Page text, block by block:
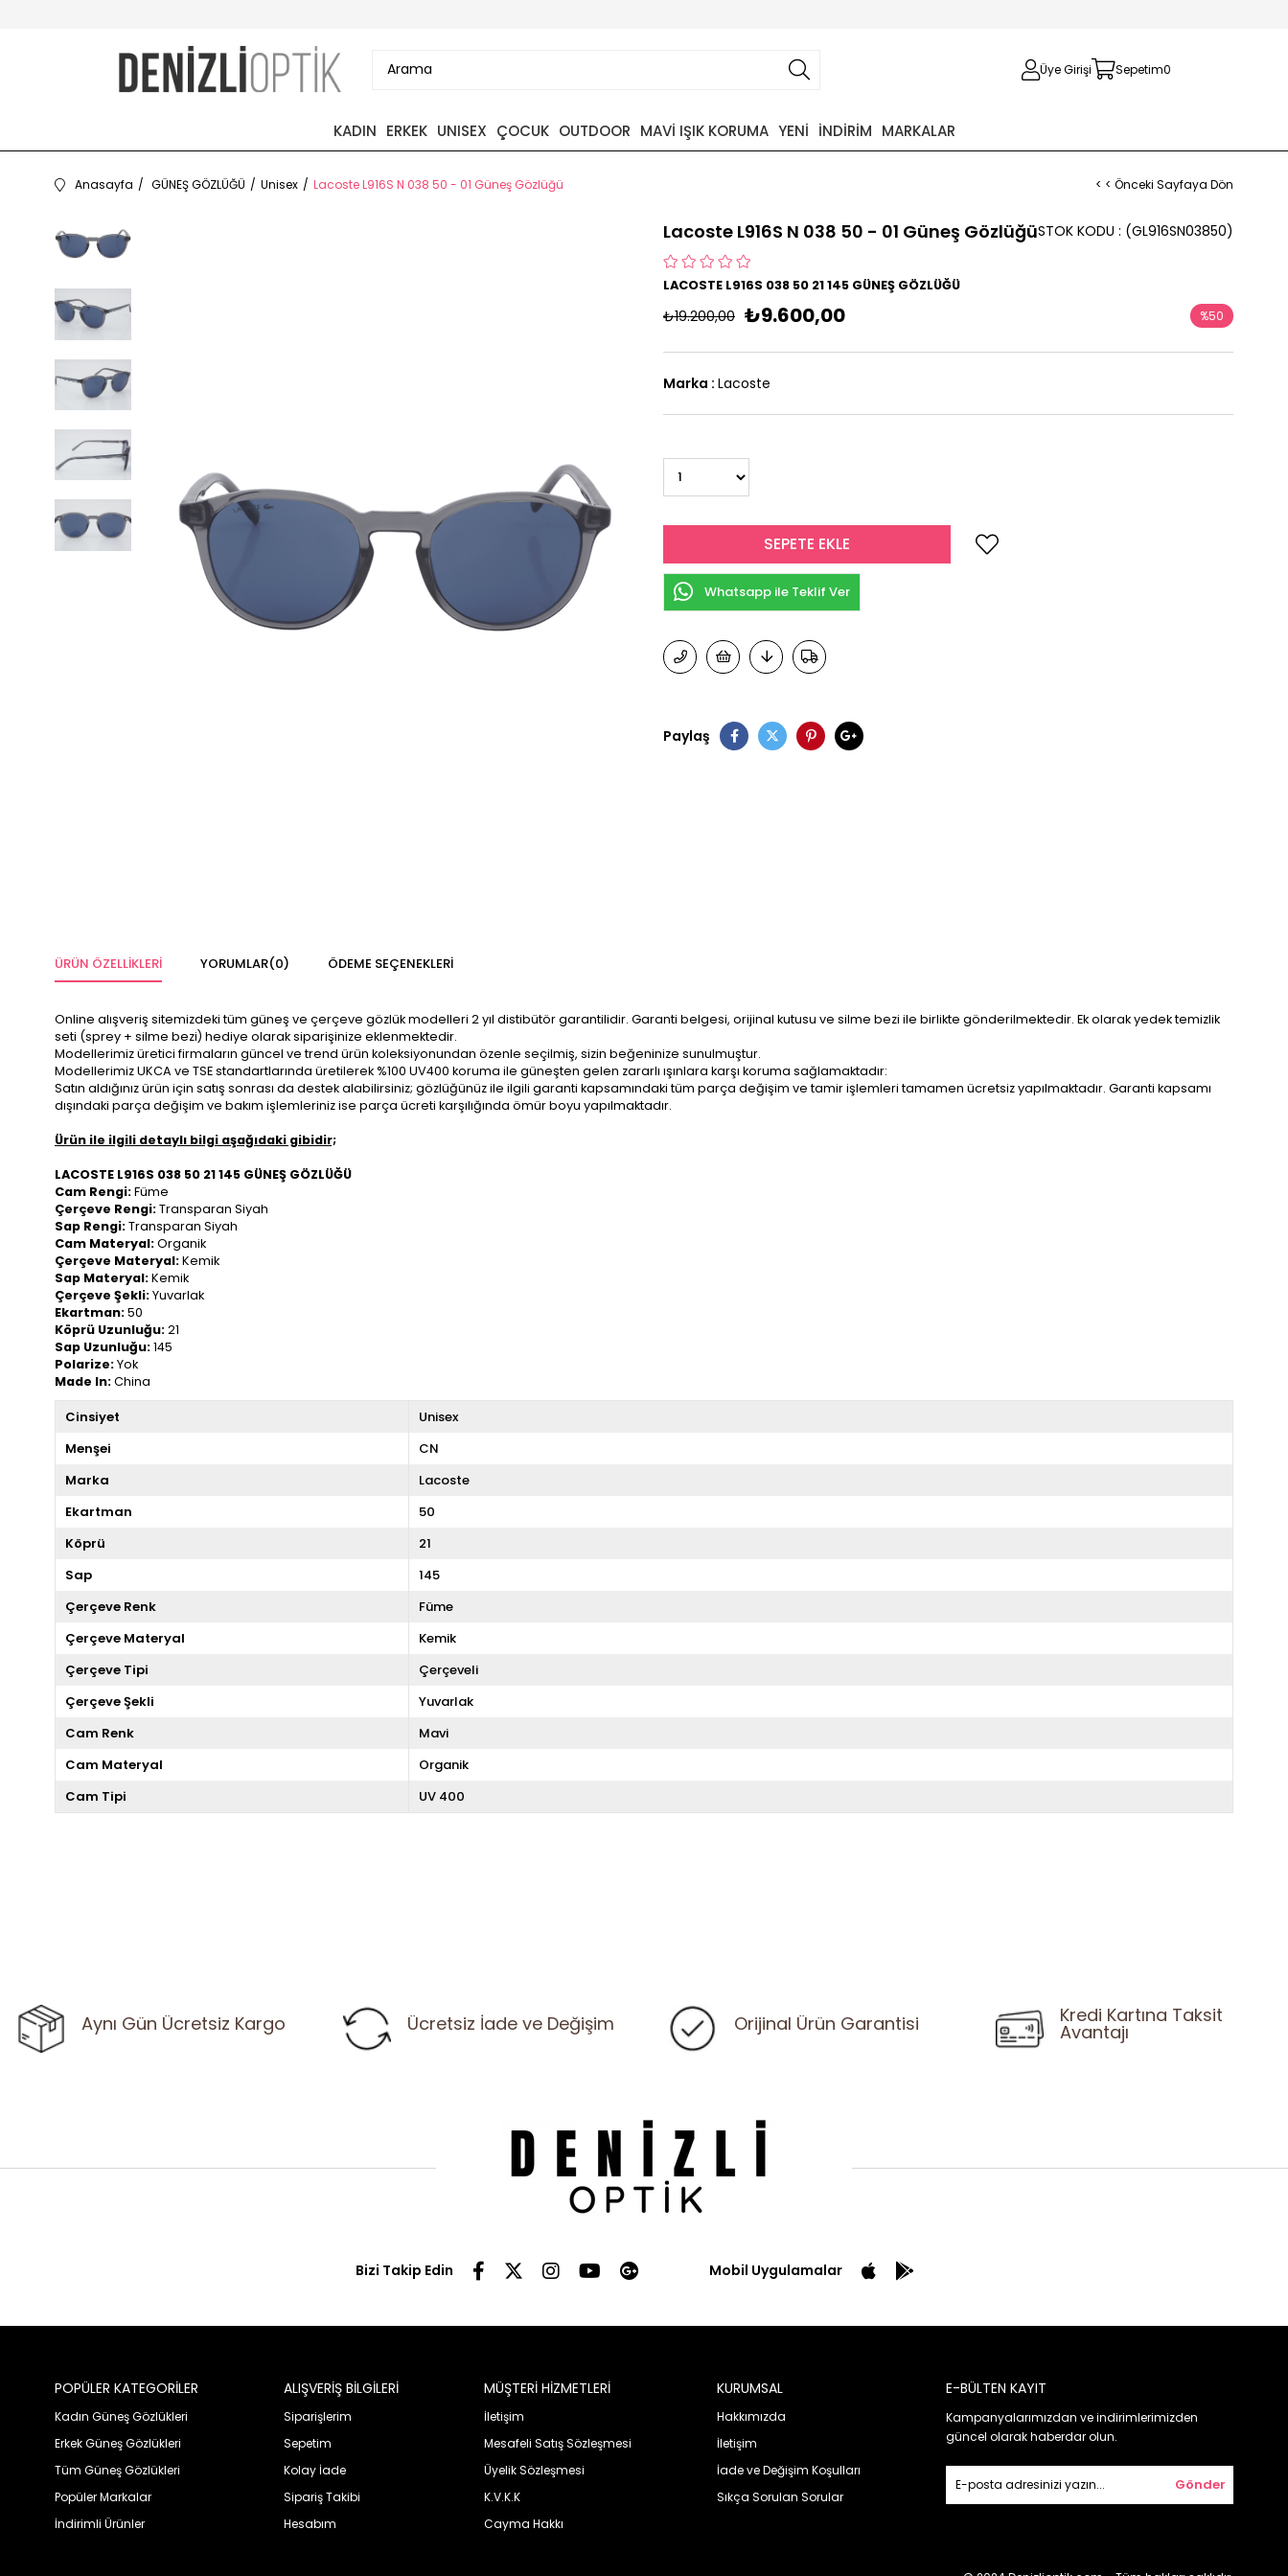
Üye Girişi Sepetim0
KADIN ERKEK UNISEX ÇOCUK OUTDOOR MAVİ IŞIK KORUMA YENİ İNDİRİM MARKALAR
Anasayfa GÜNEŞ GÖZLÜĞÜ Unisex Lacoste L916S N 038 50 - 01 Güneş Gözlüğü < < Önceki Sayfaya Dön
Lacoste L916S N 038 50 - 01 Güneş Gözlüğü (GL916SN03850)
STOK KODU
LACOSTE L916S 038 50 21 145 GÜNEŞ GÖZLÜĞÜ
₺19.200,00 ₺9.600,00 %50
Marka : Lacoste
Whatsapp ile Teklif Ver
Paylaş
ÜRÜN ÖZELLIKLERI YORUMLAR(0) ÖDEME SEÇENEKLERI
Online alışveriş sitemizdeki tüm güneş ve çerçeve gözlük modelleri 2 yıl distibütör garantilidir. Garanti belgesi, orijinal kutusu ve silme bezi ile birlikte gönderilmektedir. Ek olarak yedek temizlik
seti (sprey + silme bezi) hediye olarak siparişinize eklenmektedir.
Modellerimiz üretici firmaların güncel ve trend ürün koleksiyonundan özenle seçilmiş, sizin beğeninize sunulmuştur.
Modellerimiz UKCA ve TSE standartlarında üretilerek %100 UV400 koruma ile güneşten gelen zararlı ışınlara karşı koruma sağlamaktadır:
Satın aldığınız ürün için satış sonrası da destek alabilirsiniz; gözlüğünüz ile ilgili garanti kapsamındaki tüm parça değişim ve tamir işlemleri tamamen ücretsiz yapılmaktadır. Garanti kapsamı
dışındaki parça değişim ve bakım işlemleriniz ise parça ücreti karşılığında ömür boyu yapılmaktadır.
Ürün ile ilgili detaylı bilgi aşağıdaki gibidir;
LACOSTE L916S 038 50 21 145 GÜNEŞ GÖZLÜĞÜ
Cam Rengi:Füme
Çerçeve Rengi:Transparan Siyah
Sap Rengi:Transparan Siyah
Cam Materyal:Organik
Çerçeve Materyal:Kemik
Sap Materyal:Kemik
Çerçeve Şekli:Yuvarlak
Ekartman:50
Köprü Uzunluğu:21
Sap Uzunluğu:145
Polarize:Yok
Made In:China
Cinsiyet
Unisex
Menşei
CN
Marka
Lacoste
Ekartman
50
Köprü
21
Sap
145
Çerçeve Renk
Füme
Çerçeve Materyal
Kemik
Çerçeve Tipi
Çerçeveli
Çerçeve Şekli
Yuvarlak
Cam Renk
Mavi
Cam Materyal
Organik
Cam Tipi
UV 400
Aynı Gün Ücretsiz Kargo Ücretsiz İade ve Değişim Orijinal Ürün Garantisi Kredi Kartına Taksit
Avantajı
Bizi Takip Edin Mobil Uygulamalar
POPÜLER KATEGORİLER
Kadın Güneş Gözlükleri
Erkek Güneş Gözlükleri
Tüm Güneş Gözlükleri
Popüler Markalar
İndirimli Ürünler
ALIŞVERİŞ BİLGİLERİ
Siparişlerim
Sepetim
Kolay İade
Sipariş Takibi
Hesabım
MÜŞTERİ HİZMETLERİ
İletişim
Mesafeli Satış Sözleşmesi
Üyelik Sözleşmesi
K.V.K.K
Cayma Hakkı
KURUMSAL
Hakkımızda
İletişim
İade ve Değişim Koşulları
Sıkça Sorulan Sorular
E-BÜLTEN KAYIT
Kampanyalarımızdan ve indirimlerimizden
güncel olarak haberdar olun.
Gönder